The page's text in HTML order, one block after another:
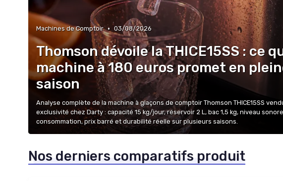
Machines de Comptoir • 03/08/2026
Thomson dévoile la THICE15SS : ce
machine à 180 euros promet en
saison
Analyse complète de la machine à glaçons de comptoir Thomson THICE15SS
exclusivité chez Darty : capacité 15 kg/jour, réservoir 2 L, bac 1,5 kg, niveau
consommation, prix barré et durabilité réelle sur plusieurs saisons.
Nos derniers comparatifs produit